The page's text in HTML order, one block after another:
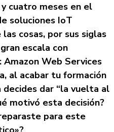
cuatro meses en el
soluciones IoT
cosas, por sus siglas
escala con
Amazon Web Services
al acabar tu formación
decides dar “la vuelta al
motivó esta decisión?
para este